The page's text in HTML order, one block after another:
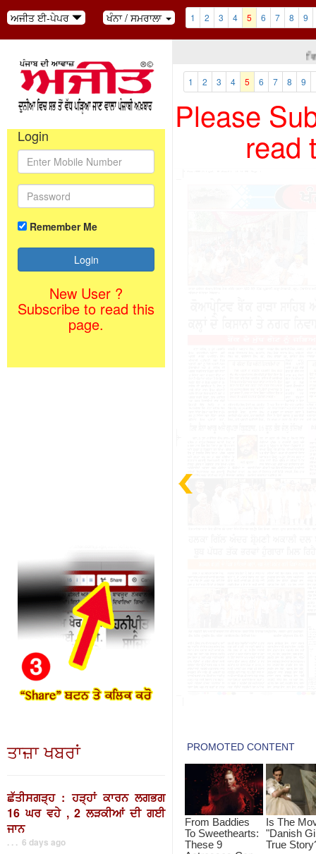
ਅਜੀਤ ਈ-ਪੇਪਰ ਖੰਨਾ / ਸਮਰਾਲਾ 1 2 3 4 5 6 7 8 9
Login
Remember Me
New User ?
Subscribe to read this
page.
ਤਾਜ਼ਾ ਖਬਰਾਂ
ਛੱਤੀਸਗੜ੍ਹ : ਹੜ੍ਹਾਂ ਕਾਰਨ ਲਗਭਗ
16 ਘਰ ਵਹੇ , 2 ਲੜਕੀਆਂ ਦੀ ਗਈ
ਜਾਨ
. . . 6 days ago
1 2 3 4 5 6 7 8 9
Please
read